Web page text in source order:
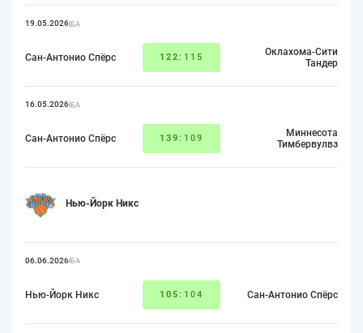
19.05.2026НБА
Сан-Антонио Спёрс 122:115
Оклахома-Сити
Тандер
16.05.2026НБА
Сан-Антонио Спёрс 139:109
Миннесота
Тимбервулвз
Нью-Йорк Никс
06.06.2026НБА
Нью-Йорк Никс 105:104 Сан-Антонио Спёрс